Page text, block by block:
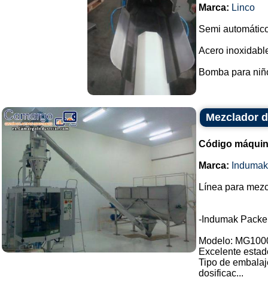
Marca: Linco
Semi
Acero
Bomba para
Mezclador
Código
Marca: Indumak
Línea para
-Indumak
Modelo:
Excelente
Tipo de
dosificac...